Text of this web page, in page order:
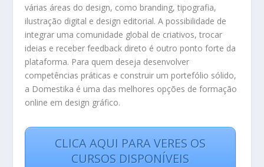
várias áreas do design, como branding, tipografia,
ilustração digital e design editorial. A possibilidade de
integrar uma comunidade global de criativos, trocar
ideias e receber feedback direto é outro ponto forte da
plataforma. Para quem deseja desenvolver
competências práticas e construir um portefólio sólido,
a Domestika é uma das melhores opções de formação
online em design gráfico.
CLICA AQUI PARA VERES OS
CURSOS DISPONÍVEIS